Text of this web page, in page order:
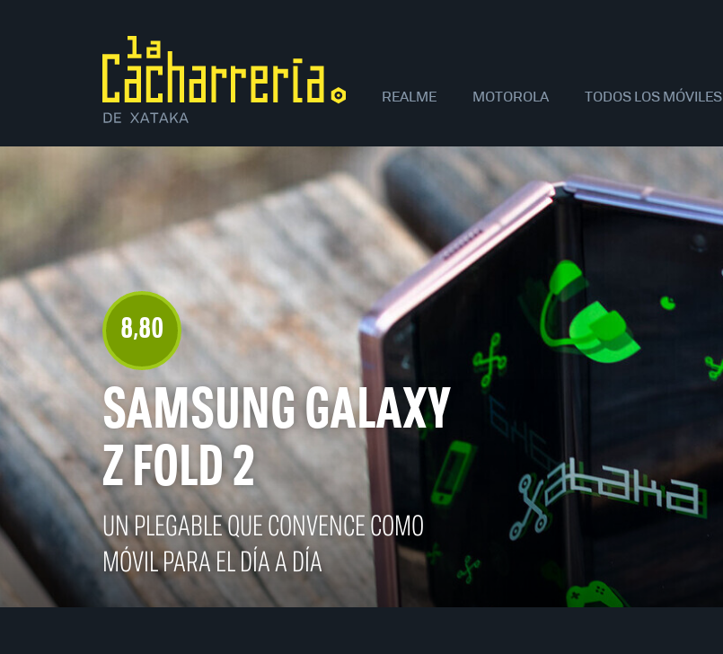
XIAOMI SAMSUNG APPLE
REALME MOTOROLA TODOS LOS MÓVILES
SAMSUNG GALAXY
Z FOLD 2
UN PLEGABLE QUE CONVENCE COMO
MÓVIL PARA EL DÍA A DÍA
8,80